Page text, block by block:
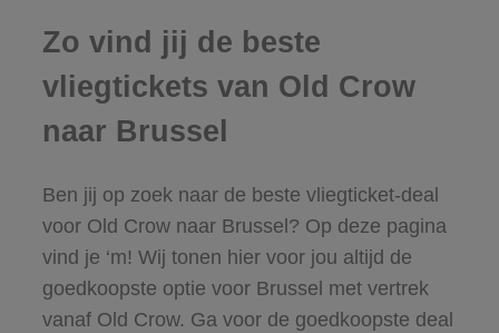
Zo vind jij de beste
vliegtickets van Old Crow
naar Brussel
Ben jij op zoek naar de beste vliegticket-deal
voor Old Crow naar Brussel? Op deze pagina
vind je ‘m! Wij tonen hier voor jou altijd de
goedkoopste optie voor Brussel met vertrek
vanaf Old Crow. Ga voor de goedkoopste deal